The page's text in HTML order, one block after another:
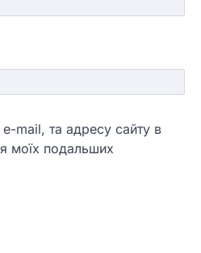
mail, та адресу сайту в
моїх подальших